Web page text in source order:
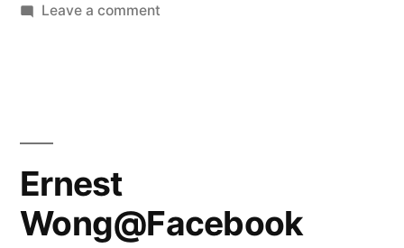
in
Leave a commenton
Ernest
Wong@Facebook